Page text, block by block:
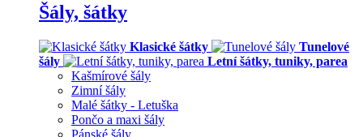
Šály, šátky
Klasické šátky
Tunelové
šály
Letní šátky, tuniky, parea
Kašmírové šály
Zimní šály
Malé šátky - Letuška
Pončo a maxi šály
Pánské šály